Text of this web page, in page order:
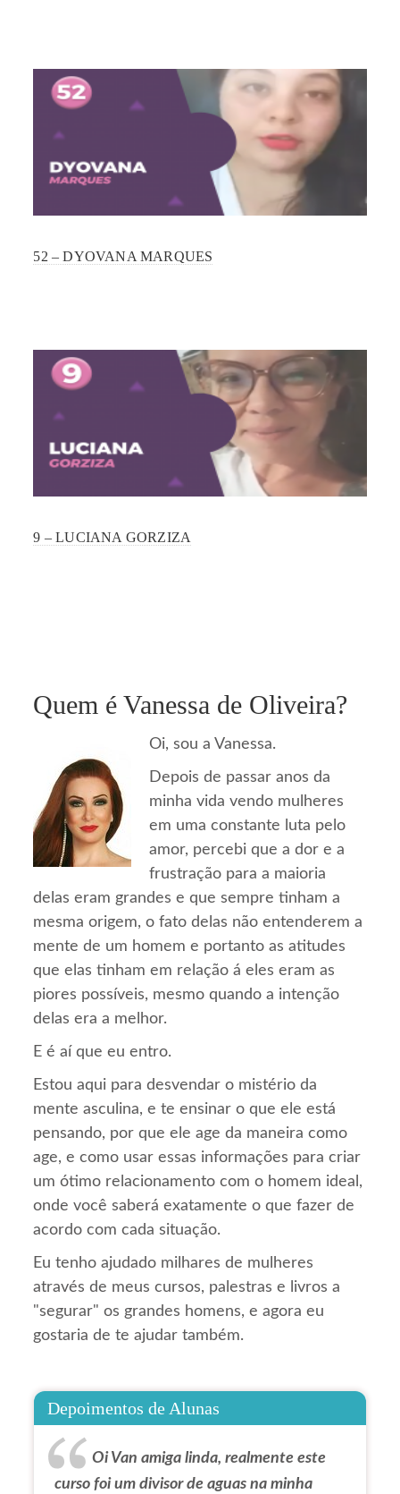
52 – DYOVANA MARQUES
9 – LUCIANA GORZIZA
Quem é Vanessa de Oliveira?
Oi, sou a Vanessa.
Depois de passar anos da
minha vida vendo mulheres
em uma constante luta pelo
amor, percebi que a dor e a
frustração para a maioria
delas eram grandes e que sempre tinham a
mesma origem, o fato delas não entenderem a
mente de um homem e portanto as atitudes
que elas tinham em relação á eles eram as
piores possíveis, mesmo quando a intenção
delas era a melhor.
E é aí que eu entro.
Estou aqui para desvendar o mistério da
mente asculina, e te ensinar o que ele está
pensando, por que ele age da maneira como
age, e como usar essas informações para criar
um ótimo relacionamento com o homem ideal,
onde você saberá exatamente o que fazer de
acordo com cada situação.
Eu tenho ajudado milhares de mulheres
através de meus cursos, palestras e livros a
"segurar" os grandes homens, e agora eu
gostaria de te ajudar também.
Depoimentos de Alunas
Oi Van amiga linda, realmente este
curso foi um divisor de aguas na minha